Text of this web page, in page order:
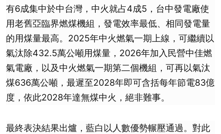
有6成集中於中台灣，中火就占4成5，台中發電廠使
用老舊亞臨界燃煤機組，發電效率最低、相同發電量
的用煤量最高。2025年中火燃氣一期上線，可繼續以
氣汰除432.5萬公噸用煤量，2026年加入民營中佳燃
氣電廠，以及中火燃氣一期第二個機組，可再以氣汰
煤636萬公噸，最遲至2028年即可含括每年節電83億
度，依此2028年達無煤中火，絕非難事。
最終表決結果出爐，藍白以人數優勢輾壓通過。對此